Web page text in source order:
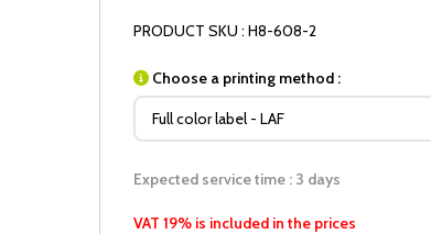
PRODUCT SKU : H8-608-2
Choose a printing method :
Expected service time : 3 days
VAT 19% is included in the prices